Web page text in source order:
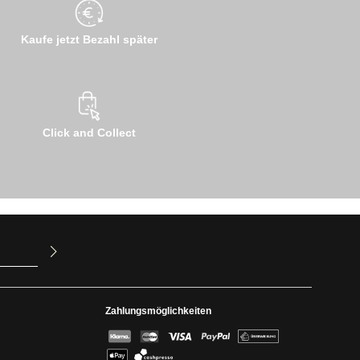
Kaufe jetzt Bezahl später
Click and Collect
Zahlungsmöglichkeiten